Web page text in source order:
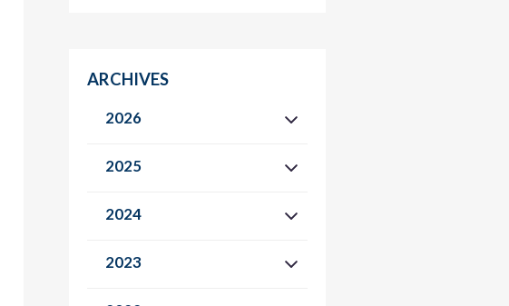
ARCHIVES
2026
2025
2024
2023